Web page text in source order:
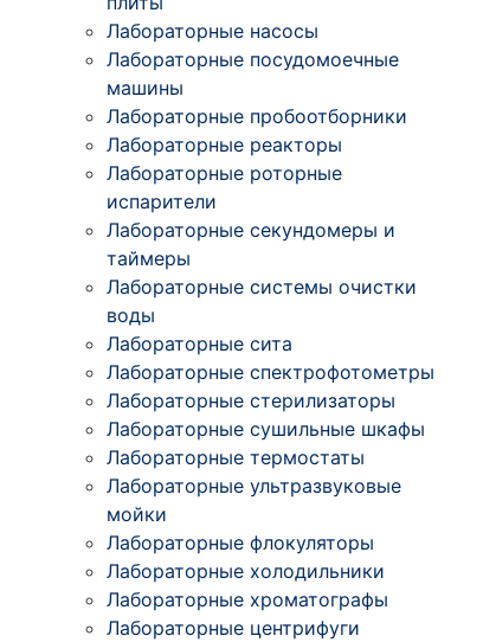
Лабораторные насосы
Лабораторные посудомоечные
машины
Лабораторные пробоотборники
Лабораторные реакторы
Лабораторные роторные
испарители
Лабораторные секундомеры и
таймеры
Лабораторные системы очистки
воды
Лабораторные сита
Лабораторные спектрофотометры
Лабораторные стерилизаторы
Лабораторные сушильные шкафы
Лабораторные термостаты
Лабораторные ультразвуковые
мойки
Лабораторные флокуляторы
Лабораторные холодильники
Лабораторные хроматографы
Лабораторные центрифуги